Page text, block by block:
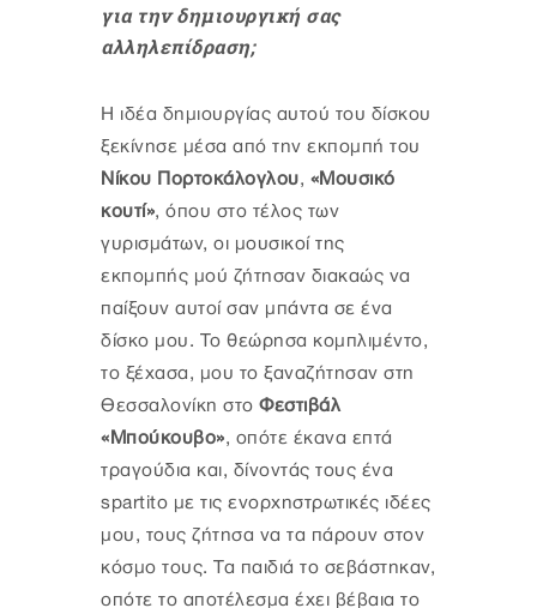
για την δημιουργική σας
αλληλεπίδραση;
Η ιδέα δημιουργίας αυτού του δίσκου
ξεκίνησε μέσα από την εκπομπή του
Νίκου Πορτοκάλογλου, «Μουσικό
κουτί», όπου στο τέλος των
γυρισμάτων, οι μουσικοί της
εκπομπής μού ζήτησαν διακαώς να
παίξουν αυτοί σαν μπάντα σε ένα
δίσκο μου. Το θεώρησα κομπλιμέντο,
το ξέχασα, μου το ξαναζήτησαν στη
Θεσσαλονίκη στο Φεστιβάλ
«Μπούκουβο», οπότε έκανα επτά
τραγούδια και, δίνοντάς τους ένα
spartito με τις ενορχηστρωτικές ιδέες
μου, τους ζήτησα να τα πάρουν στον
κόσμο τους. Τα παιδιά το σεβάστηκαν,
οπότε το αποτέλεσμα έχει βέβαια το